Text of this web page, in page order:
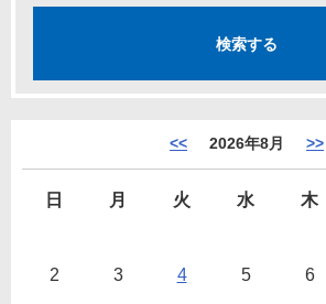
<< 2026年8月 >>
日 月 火 水 木
2 3 4 5 6